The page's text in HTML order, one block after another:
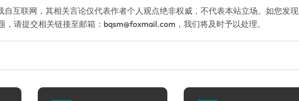
自互联网，其相关言论仅代表作者个人观点绝非权威，不代表本站立场。如您发现
，请提交相关链接至邮箱：bqsm@foxmail.com，我们将及时予以处理。